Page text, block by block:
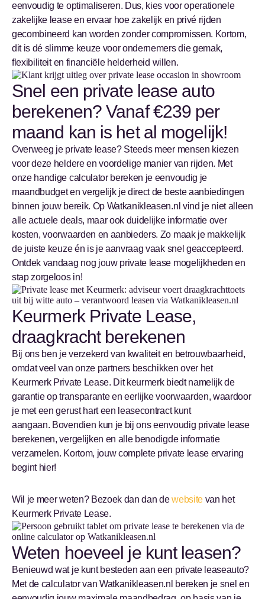
eenvoudig te optimaliseren. Dus, kies voor operationele
zakelijke lease en ervaar hoe zakelijk en privé rijden
gecombineerd kan worden zonder compromissen. Kortom,
dit is dé slimme keuze voor ondernemers die gemak,
flexibiliteit en financiële helderheid willen.
Snel een private lease auto
berekenen? Vanaf €239 per
maand kan is het al mogelijk!
Overweeg je private lease? Steeds meer mensen kiezen
voor deze heldere en voordelige manier van rijden. Met
onze handige calculator bereken je eenvoudig je
maandbudget en vergelijk je direct de beste aanbiedingen
binnen jouw bereik. Op Watkanikleasen.nl vind je niet alleen
alle actuele deals, maar ook duidelijke informatie over
kosten, voorwaarden en aanbieders. Zo maak je makkelijk
de juiste keuze én is je aanvraag vaak snel geaccepteerd.
Ontdek vandaag nog jouw private lease mogelijkheden en
stap zorgeloos in!
Keurmerk Private Lease,
draagkracht berekenen
Bij ons ben je verzekerd van kwaliteit en betrouwbaarheid,
omdat veel van onze partners beschikken over het
Keurmerk Private Lease. Dit keurmerk biedt namelijk de
garantie op transparante en eerlijke voorwaarden, waardoor
je met een gerust hart een leasecontract kunt
aangaan. Bovendien kun je bij ons eenvoudig private lease
berekenen, vergelijken en alle benodigde informatie
verzamelen. Kortom, jouw complete private lease ervaring
begint hier!
Wil je meer weten? Bezoek dan dan dewebsitevan het
Keurmerk Private Lease.
Weten hoeveel je kunt leasen?
Benieuwd wat je kunt besteden aan een private leaseauto?
Met de calculator van Watkanikleasen.nl bereken je snel en